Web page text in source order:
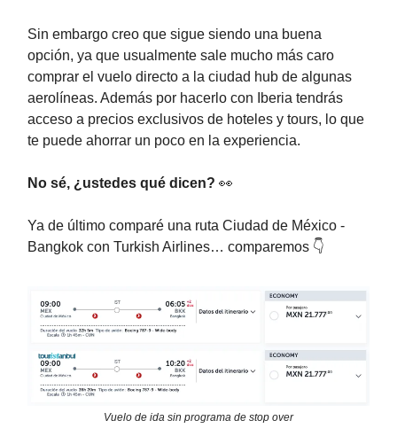
Sin embargo creo que sigue siendo una buena
opción, ya que usualmente sale mucho más caro
comprar el vuelo directo a la ciudad hub de algunas
aerolíneas. Además por hacerlo con Iberia tendrás
acceso a precios exclusivos de hoteles y tours, lo que
te puede ahorrar un poco en la experiencia.
No sé, ¿ustedes qué dicen? 👀
Ya de último comparé una ruta Ciudad de México -
Bangkok con Turkish Airlines… comparemos 👇️
Vuelo de ida sin programa de stop over